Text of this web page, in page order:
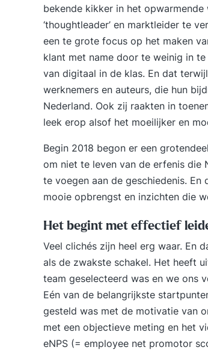
bekende kikker in het
‘thoughtleader’ en marktleider te
een te grote focus op het maken
klant met name door te weinig in
van digitaal in de klas. En dat
werknemers en auteurs, die hun
Nederland. Ook zij raakten in
leek erop alsof het moeilijker en
Begin 2018 begon er een
om niet te leven van de erfenis
te voegen aan de geschiedenis.
mooie opbrengst en inzichten die
Het begint met effectief
Veel clichés zijn heel erg waar. En
als de zwakste schakel. Het heeft
team geselecteerd was en we ons
Eén van de belangrijkste
gesteld was met de motivatie van
met een objectieve meting en het
eNPS (= employee net promotor